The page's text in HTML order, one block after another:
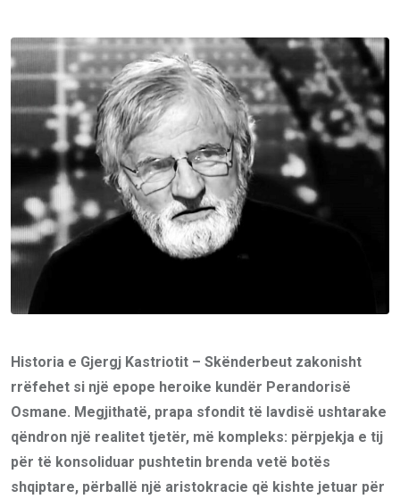
Email
Historia e Gjergj Kastriotit – Skënderbeut zakonisht
rrëfehet si një epope heroike kundër Perandorisë
Osmane. Megjithatë, prapa sfondit të lavdisë ushtarake
qëndron një realitet tjetër, më kompleks: përpjekja e tij
për të konsoliduar pushtetin brenda vetë botës
shqiptare, përballë një aristokracie që kishte jetuar për